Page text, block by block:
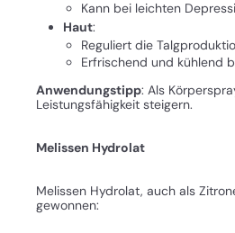
Kann bei leichten
Haut:
Reguliert die
Erfrischend und kühlend
Anwendungstipp: Als
Leistungsfähigkeit steigern.
Melissen Hydrolat
Melissen Hydrolat, auch als
gewonnen: